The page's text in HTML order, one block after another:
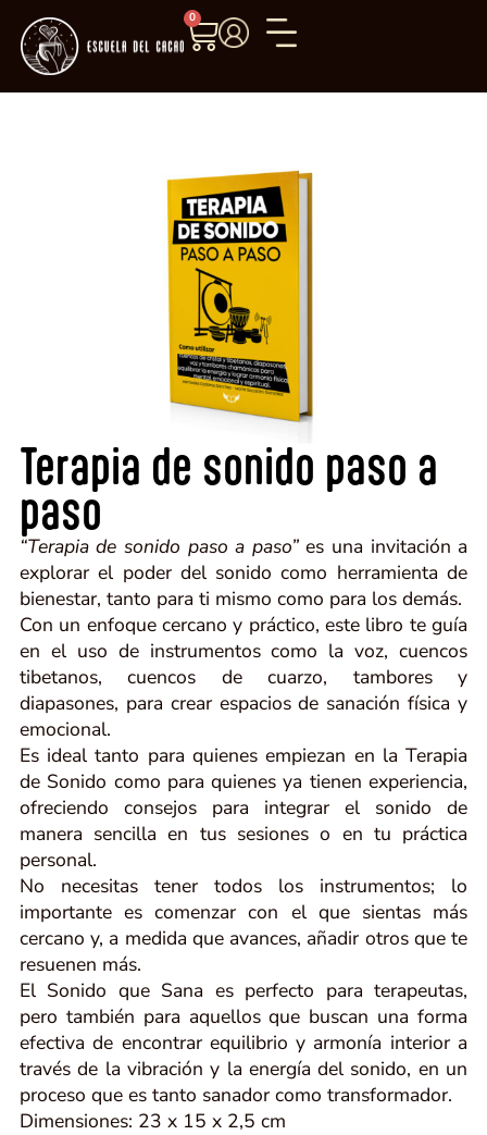
0
Terapia de sonido paso a
paso
“Terapia de sonido paso a paso”es una invitación a
explorar el poder del sonido como herramienta de
bienestar, tanto para ti mismo como para los demás.
Con un enfoque cercano y práctico, este libro te guía
en el uso de instrumentos como la voz, cuencos
tibetanos, cuencos de cuarzo, tambores y
diapasones, para crear espacios de sanación física y
emocional.
Es ideal tanto para quienes empiezan en la Terapia
de Sonido como para quienes ya tienen experiencia,
ofreciendo consejos para integrar el sonido de
manera sencilla en tus sesiones o en tu práctica
personal.
No necesitas tener todos los instrumentos; lo
importante es comenzar con el que sientas más
cercano y, a medida que avances, añadir otros que te
resuenen más.
El Sonido que Sana es perfecto para terapeutas,
pero también para aquellos que buscan una forma
efectiva de encontrar equilibrio y armonía interior a
través de la vibración y la energía del sonido, en un
proceso que es tanto sanador como transformador.
Dimensiones: 23 x 15 x 2,5 cm